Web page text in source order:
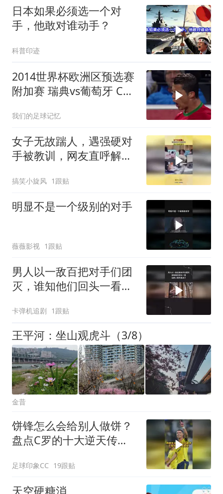
日本如果必须选一个对
手，他敢对谁动手？
科普印迹
2014世界杯欧洲区预选赛
附加赛 瑞典vs葡萄牙 C罗
我们的足球记忆
女子无故踹人，遇强硬对
手被教训，网友直呼解
搞笑小旋风 1跟贴
明显不是一个级别的对手
薇薇影视 1跟贴
男人以一敌百把对手们团
灭，谁知他们回头一看，
卡弹机追剧 1跟贴
王平河：坐山观虎斗（3/8）
金昔
饼锋怎么会给别人做饼？
盘点C罗的十大逆天传
足球印象CC 19跟贴
天空硬糖消